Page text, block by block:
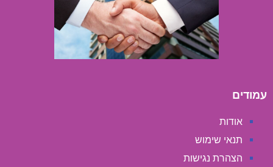
עמודים
אודות
תנאי שימוש
הצהרת נגישות